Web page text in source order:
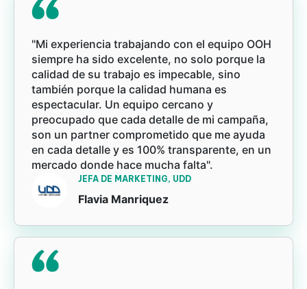
"Mi experiencia trabajando con el equipo OOH
siempre ha sido excelente, no solo porque la
calidad de su trabajo es impecable, sino
también porque la calidad humana es
espectacular. Un equipo cercano y
preocupado que cada detalle de mi campaña,
son un partner comprometido que me ayuda
en cada detalle y es 100% transparente, en un
mercado donde hace mucha falta".
JEFA DE MARKETING, UDD
Flavia Manriquez